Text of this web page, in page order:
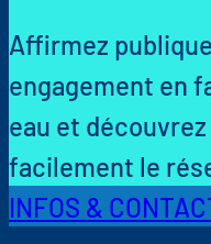
Affirmez
engagement en
eau et
facilement le
INFOS &